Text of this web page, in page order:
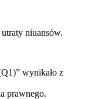
niuansów.
wynikało z
prawnego.